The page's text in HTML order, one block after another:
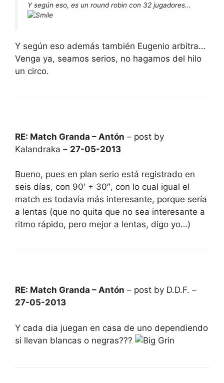
Y según eso, es un round robin con 32 jugadores…
Y según eso además también Eugenio arbitra…
Venga ya, seamos serios, no hagamos del hilo
un circo.
RE: Match Granda – Antón – post by
Kalandraka – 27-05-2013
Bueno, pues en plan serio está registrado en
seis días, con 90′ + 30″, con lo cual igual el
match es todavía más interesante, porque sería
a lentas (que no quita que no sea interesante a
ritmo rápido, pero mejor a lentas, digo yo…)
RE: Match Granda – Antón – post by D.D.F. –
27-05-2013
Y cada dia juegan en casa de uno dependiendo
si llevan blancas o negras???